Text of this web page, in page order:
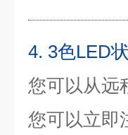
4. 3色LED
您可以从远
您可以立即